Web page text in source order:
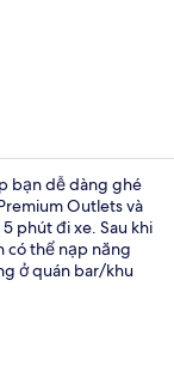
bạn dễ dàng ghé
Outlets và
phút đi xe. Sau khi
có thể nạp năng
ở quán bar/khu
tâm thể thao.
ấn trong lòng